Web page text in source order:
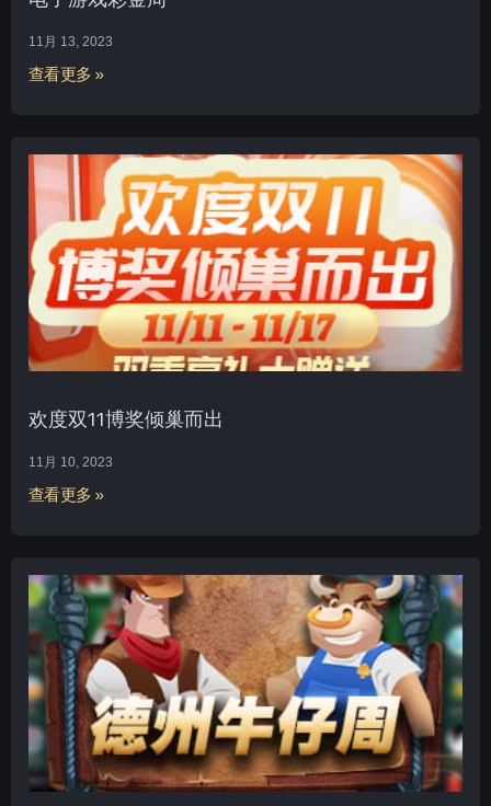
11月 13, 2023
查看更多 »
欢度双11博奖倾巢而出
11月 10, 2023
查看更多 »